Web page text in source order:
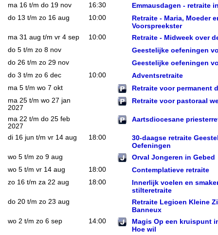
ma 16 t/m do 19 nov 16:30 Emmausdagen - retraite
do 13 t/m zo 16 aug 10:00
Retraite - Maria, Moeder
Voorspreekster
ma 31 aug t/m vr 4 sep 10:00 Retraite - Midweek over
do 5 t/m zo 8 nov Geestelijke oefeningen
do 26 t/m zo 29 nov Geestelijke oefeningen
do 3 t/m zo 6 dec 10:00 Adventsretraite
ma 5 t/m wo 7 okt Retraite voor permanent
ma 25 t/m wo 27 jan
2027
Retraite voor pastoraal
ma 22 t/m do 25 feb
2027
Aartsdiocesane
di 16 jun t/m vr 14 aug 18:00
30-daagse retraite
Oefeningen
wo 5 t/m zo 9 aug Orval Jongeren in Gebed
wo 5 t/m vr 14 aug 18:00 Contemplatieve retraite
zo 16 t/m za 22 aug 18:00
Innerlijk voelen en
stilteretraite
do 20 t/m zo 23 aug
Retraite Legioen Kleine
Banneux
wo 2 t/m zo 6 sep 14:00
Magis Op een kruispunt
Hoe wil